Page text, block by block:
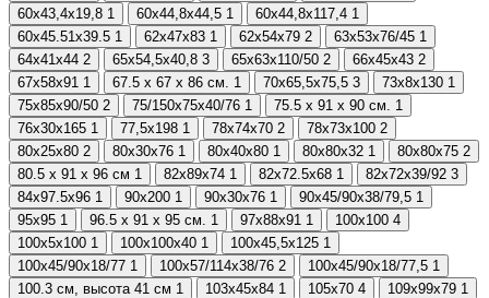
60х43,4х19,8 1 60х44,8х44,5 1 60х44,8х117,4 1
60х45.51х39.5 1 62х47х83 1 62х54х79 2 63х53х76/45 1
64х41х44 2 65х54,5х40,8 3 65х63х110/50 2 66х45х43 2
67х58х91 1 67.5 х 67 х 86 см. 1 70х65,5х75,5 3 73х8х130 1
75х85х90/50 2 75/150х75х40/76 1 75.5 х 91 х 90 см.
1
76х30х165 1 77,5х198 1 78х74х70 2 78х73х100 2
80х25х80 2 80х30х76 1 80х40х80 1 80х80х32 1 80х80х75 2
80.5 х 91 х 96 см 1 82х89х74 1 82х72.5х68 1 82х72х39/92 3
84х97.5х96 1 90х200 1 90х30х76 1 90х45/90х38/79,5 1
95х95 1 96.5 х 91 х 95 см. 1 97х88х91 1 100х100 4
100х5х100 1 100х100х40 1 100х45,5х125 1
100х45/90х18/77 1 100х57/114х38/76 2 100х45/90х18/77,5 1
100.3 см, высота 41 см 1 103х45х84 1 105х70 4 109х99х79 1